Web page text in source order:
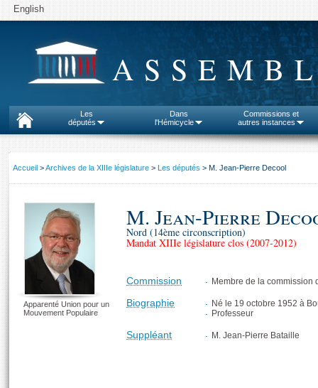
English
Les
députés
Dans
l'Hémicycle
Commissions et
autres instances
Accueil >Archives de la XIIIe législature > Les députés > M. Jean-Pierre Decool
M. Jean-Pierre
Nord (14ème circonscription)
Mandat XIIIe législature clos (2007-2012)
Commission Membre de la commission
Biographie
Né le 19 octobre 1952 à
Professeur
Suppléant M. Jean-Pierre Bataille
Apparenté Union pour un
Mouvement Populaire